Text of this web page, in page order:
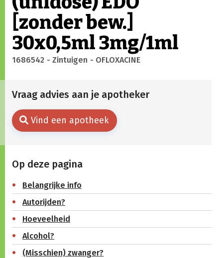
[zonder bew.]
30x0,5ml 3mg/1ml
1686542 - Zintuigen - OFLOXACINE
Vraag advies aan je apotheker
Vind een apotheek
Op deze pagina
Belangrijke info
Autorijden?
Hoeveelheid
Alcohol?
(Misschien) zwanger?